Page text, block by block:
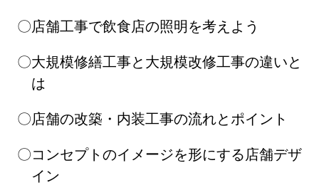
店舗工事で飲食店の照明を考えよう
大規模修繕工事と大規模改修工事の違いと
は
店舗の改築・内装工事の流れとポイント
コンセプトのイメージを形にする店舗デザ
イン